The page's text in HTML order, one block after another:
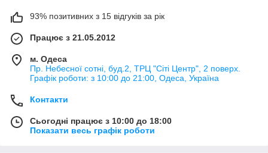
93% позитивних з 15 відгуків за рік
Працює з 21.05.2012
м. Одеса
Пр. Небесної сотні, буд.2, ТРЦ "Сіті Центр", 2 поверх.
Графік роботи: з 10:00 до 21:00, Одеса, Україна
Контакти
Сьогодні працює з 10:00 до 18:00
Показати весь графік роботи